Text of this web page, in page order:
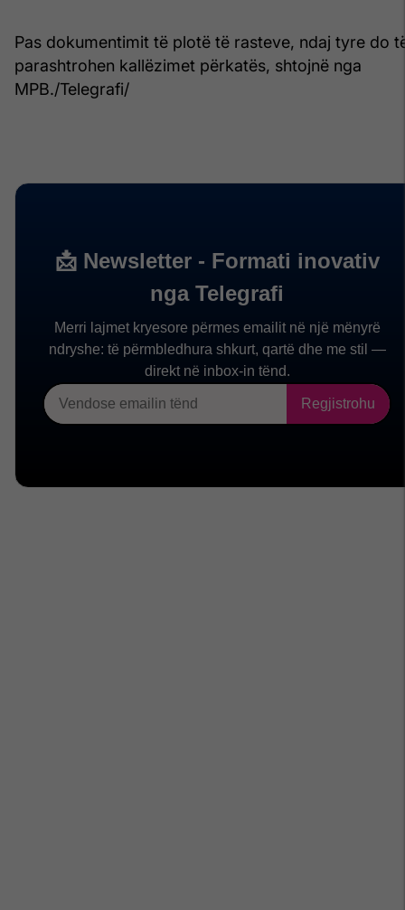
Pas dokumentimit të plotë të rasteve, ndaj tyre do
parashtrohen kallëzimet përkatës, shtojnë nga
MPB./Telegrafi/